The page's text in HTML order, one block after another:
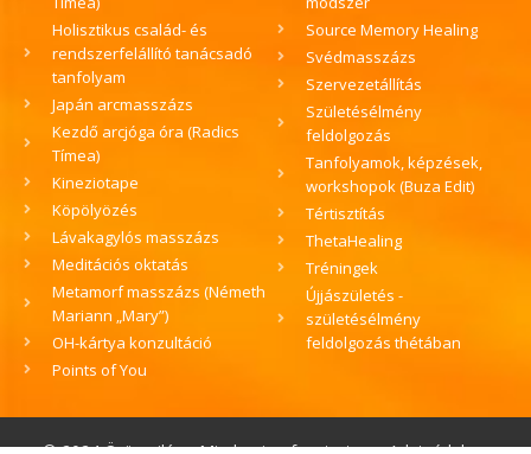
Holisztikus család- és
rendszerfelállító tanácsadó
tanfolyam
Japán arcmasszázs
Kezdő arcjóga óra (Radics
Tímea)
Kineziotape
Köpölyözés
Lávakagylós masszázs
Meditációs oktatás
Metamorf masszázs (Németh
Mariann „Mary”)
OH-kártya konzultáció
Points of You
Source Memory Healing
Svédmasszázs
Szervezetállítás
Születésélmény
feldolgozás
Tanfolyamok, képzések,
workshopok (Buza Edit)
Tértisztítás
ThetaHealing
Tréningek
Újjászületés -
születésélmény
feldolgozás thétában